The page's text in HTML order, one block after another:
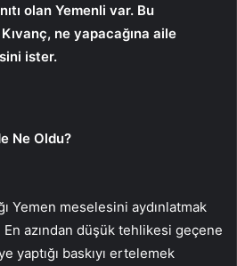
olan Yemenli var. Bu
ne yapacağına aile
ister.
Ne Oldu?
Yemen meselesini aydınlatmak
azından düşük tehlikesi geçene
yaptığı baskıyı ertelemek